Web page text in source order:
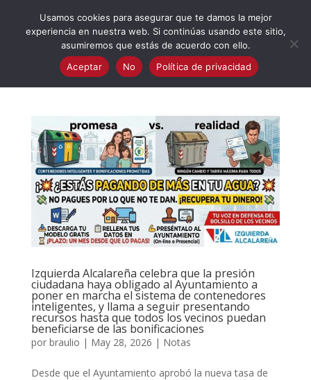
Izquierda Alcalareña celebra que la presión
ciudadana haya obligado al Ayuntamiento a
poner en marcha el sistema de contenedores
inteligentes, y llama a seguir presentando
recursos hasta que todos los vecinos puedan
beneficiarse de las bonificaciones
por braulio | May 28, 2026 | Notas
Desde que el Ayuntamiento aprobó la nueva tasa de
Usamos cookies para asegurar que te damos la mejor
experiencia en nuestra web. Si continúas usando este sitio,
asumiremos que estás de acuerdo con ello.
Aceptar
No Política de privacidad